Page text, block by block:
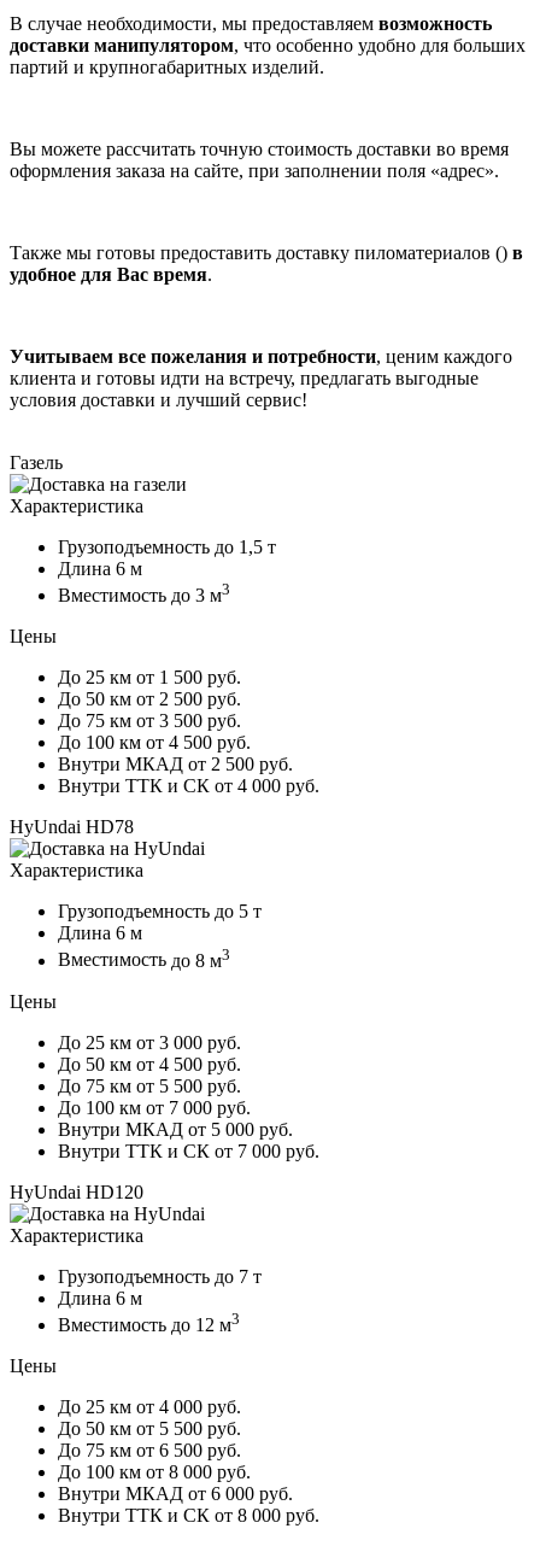
В случае необходимости, мы предоставляем возможность
доставки манипулятором, что особенно удобно для больших
партий и крупногабаритных изделий.
Вы можете рассчитать точную стоимость доставки во время
оформления заказа на сайте, при заполнении поля «адрес».
Также мы готовы предоставить доставку пиломатериалов () в
удобное для Вас время.
Учитываем все пожелания и потребности, ценим каждого
клиента и готовы идти на встречу, предлагать выгодные
условия доставки и лучший сервис!
Газель
Характеристика
Грузоподъемность до 1,5 т
Длина 6 м
Вместимость до 3 м3
Цены
До 25 км от 1 500 руб.
До 50 км от 2 500 руб.
До 75 км от 3 500 руб.
До 100 км от 4 500 руб.
Внутри МКАД от 2 500 руб.
Внутри ТТК и СК от 4 000 руб.
HyUndai HD78
Характеристика
Грузоподъемность до 5 т
Длина 6 м
Вместимость до 8 м3
Цены
До 25 км от 3 000 руб.
До 50 км от 4 500 руб.
До 75 км от 5 500 руб.
До 100 км от 7 000 руб.
Внутри МКАД от 5 000 руб.
Внутри ТТК и СК от 7 000 руб.
HyUndai HD120
Характеристика
Грузоподъемность до 7 т
Длина 6 м
Вместимость до 12 м3
Цены
До 25 км от 4 000 руб.
До 50 км от 5 500 руб.
До 75 км от 6 500 руб.
До 100 км от 8 000 руб.
Внутри МКАД от 6 000 руб.
Внутри ТТК и СК от 8 000 руб.